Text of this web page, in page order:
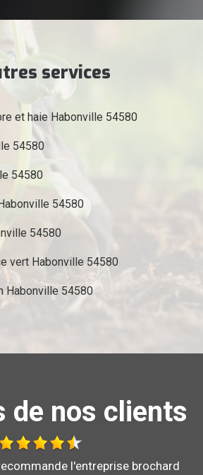
services
et haie Habonville 54580
54580
54580
54580
54580
vert Habonville 54580
Habonville 54580
de nos clients
je recommande !!